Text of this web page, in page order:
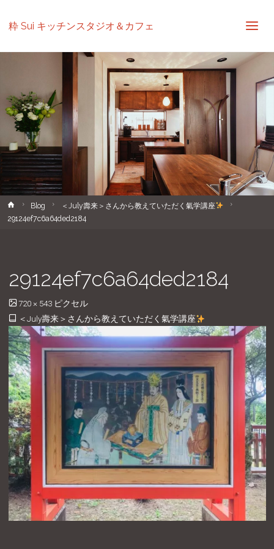
粋 Sui キッチンスタジオ＆カフェ
ホ
ー
Blog
＜July壽来＞さんから教えていただく氣学講座
29124ef7c6a64ded2184
29124ef7c6a64ded2184
フ
ル
サ
イ
ズ
720 × 543 ピクセル
＜July壽来＞さんから教えていただく氣学講座